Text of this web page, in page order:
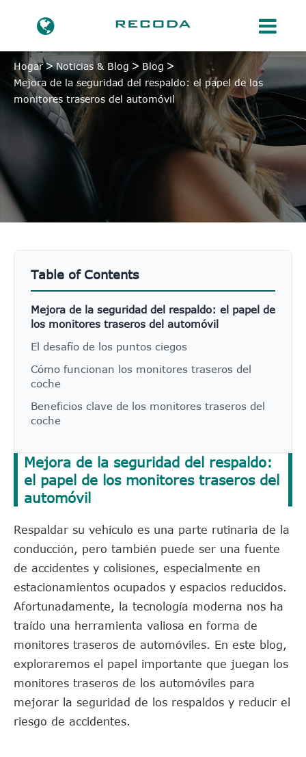
Hogar Noticias & Blog
Blog
Mejora de la seguridad del respaldo: el papel de los
monitores traseros del automóvil
Mejora de la seguridad del respaldo:
el papel de los monitores traseros del
automóvil
Respaldar su vehículo es una parte rutinaria de la
conducción, pero también puede ser una fuente
de accidentes y colisiones, especialmente en
estacionamientos ocupados y espacios reducidos.
Afortunadamente, la tecnología moderna nos ha
traído una herramienta valiosa en forma de
monitores traseros de automóviles. En este blog,
exploraremos el papel importante que juegan los
monitores traseros de los automóviles para
mejorar la seguridad de los respaldos y reducir el
riesgo de accidentes.
Table of Contents
Mejora de la seguridad del respaldo: el papel de
los monitores traseros del automóvil
El desafío de los puntos ciegos
Cómo funcionan los monitores traseros del
coche
Beneficios clave de los monitores traseros del
coche